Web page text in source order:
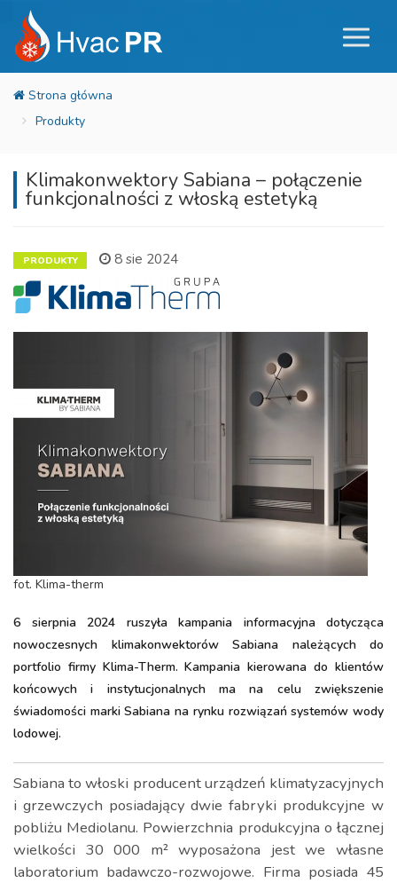
Produkty
Klimakonwektory Sabiana – połączenie
funkcjonalności z włoską estetyką
PRODUKTY 8 sie 2024
fot. Klima-therm
6 sierpnia 2024 ruszyła kampania informacyjna dotycząca
nowoczesnych klimakonwektorów Sabiana należących do
portfolio firmy Klima-Therm. Kampania kierowana do klientów
końcowych i instytucjonalnych ma na celu zwiększenie
świadomości marki Sabiana na rynku rozwiązań systemów wody
lodowej.
Sabiana to włoski producent urządzeń klimatyzacyjnych
i grzewczych posiadający dwie fabryki produkcyjne w
pobliżu Mediolanu. Powierzchnia produkcyjna o łącznej
wielkości 30 000 m² wyposażona jest we własne
laboratorium badawczo-rozwojowe. Firma posiada 45